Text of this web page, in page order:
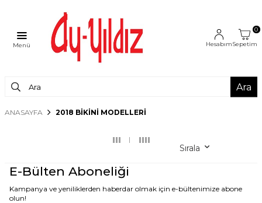
Menü Hesabım
0
Sepetim
Ara
ANASAYFA 2018 BIKINI MODELLERI
Sırala
E-Bülten Aboneliği
Kampanya ve yeniliklerden haberdar olmak için e-bültenimize abone
olun!